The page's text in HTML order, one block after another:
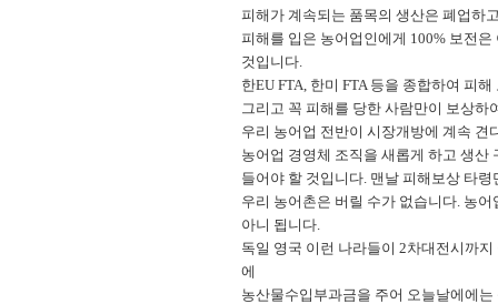
피해가 계속되는 품목의 생산은 폐업하
피해를 입은 농어업인에게 100% 보전
것입니다.
한EU FTA, 한미 FTA 등을 종합하여 피
그리고 꼭 피해를 당한 사람만이 보상하
우리 농어업 전반이 시장개방에 계속 견
농어업 경영체 조직을 새롭게 하고 생
들어야 할 것입니다. 맨날 피해보상 타
우리 농어촌은 버릴 수가 없습니다. 농
아니 됩니다.
독일 영국 이런 나라들이 2차대전시까
에
농산물수입부과금을 주어 오늘날에에